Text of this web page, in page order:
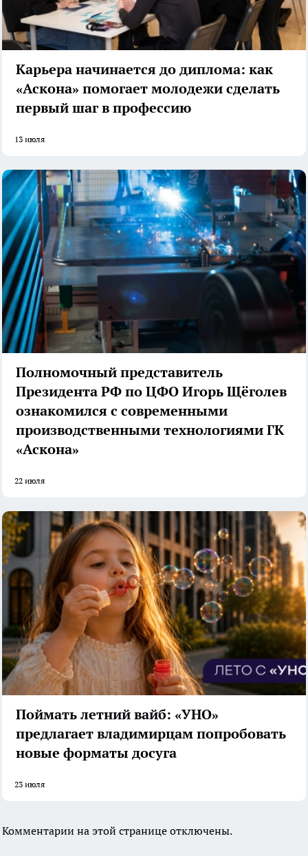
Карьера начинается до диплома: как
«Аскона» помогает молодежи сделать
первый шаг в профессию
13 июля
Полномочный представитель
Президента РФ по ЦФО Игорь Щёголев
ознакомился с современными
производственными технологиями ГК
«Аскона»
22 июля
Поймать летний вайб: «УНО»
предлагает владимирцам попробовать
новые форматы досуга
23 июля
Комментарии на этой странице отключены.